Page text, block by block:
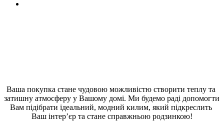
Ваша покупка стане чудовою можливістю створити теплу та
затишну атмосферу у Вашому домі. Ми будемо раді допомогти
Вам підібрати ідеальний, модний килим, який підкреслить
Ваш інтер’єр та стане справжньою родзинкою!